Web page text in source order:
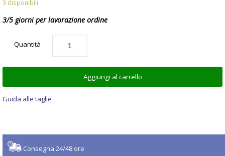
3 disponibili
3/5 giorni per lavorazione ordine
Quantità
Aggiungi al carrello
Guida alle taglie
Consegna 24/48 ore